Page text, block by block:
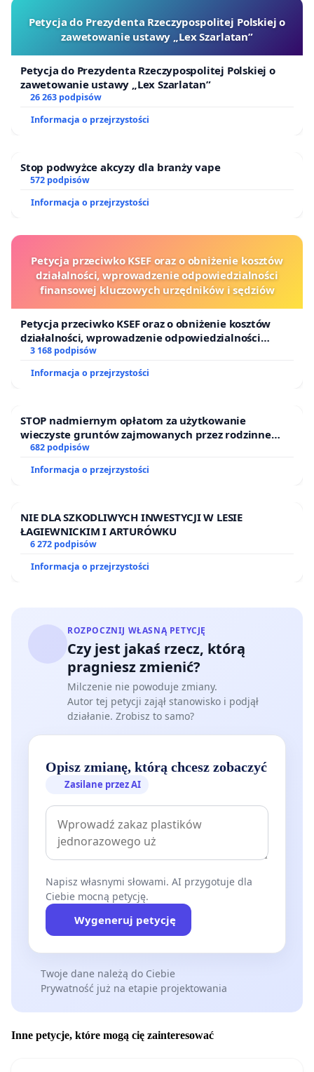
Petycja do Prezydenta Rzeczypospolitej Polskiej o
zawetowanie ustawy „Lex Szarlatan”
Petycja do Prezydenta Rzeczypospolitej Polskiej o
zawetowanie ustawy „Lex Szarlatan”
26 263 podpisów
Informacja o przejrzystości
Stop podwyżce akcyzy dla branży vape
572 podpisów
Informacja o przejrzystości
Petycja przeciwko KSEF oraz o obniżenie kosztów
działalności, wprowadzenie odpowiedzialności
finansowej kluczowych urzędników i sędziów
Petycja przeciwko KSEF oraz o obniżenie kosztów
działalności, wprowadzenie odpowiedzialności
finansowej kluczowych urzędników i sędziów
3 168 podpisów
Informacja o przejrzystości
STOP nadmiernym opłatom za użytkowanie
wieczyste gruntów zajmowanych przez rodzinne
ogrody działkowe.
682 podpisów
Informacja o przejrzystości
NIE DLA SZKODLIWYCH INWESTYCJI W LESIE
ŁAGIEWNICKIM I ARTURÓWKU
6 272 podpisów
Informacja o przejrzystości
ROZPOCZNIJ WŁASNĄ PETYCJĘ
Czy jest jakaś rzecz, którą
pragniesz zmienić?
Milczenie nie powoduje zmiany.
Autor tej petycji zajął stanowisko i podjął
działanie. Zrobisz to samo?
Opisz zmianę, którą chcesz zobaczyć
Zasilane przez AI
Napisz własnymi słowami. AI przygotuje dla
Ciebie mocną petycję.
Wygeneruj petycję
Twoje dane należą do Ciebie
Prywatność już na etapie projektowania
Inne petycje, które mogą cię zainteresować